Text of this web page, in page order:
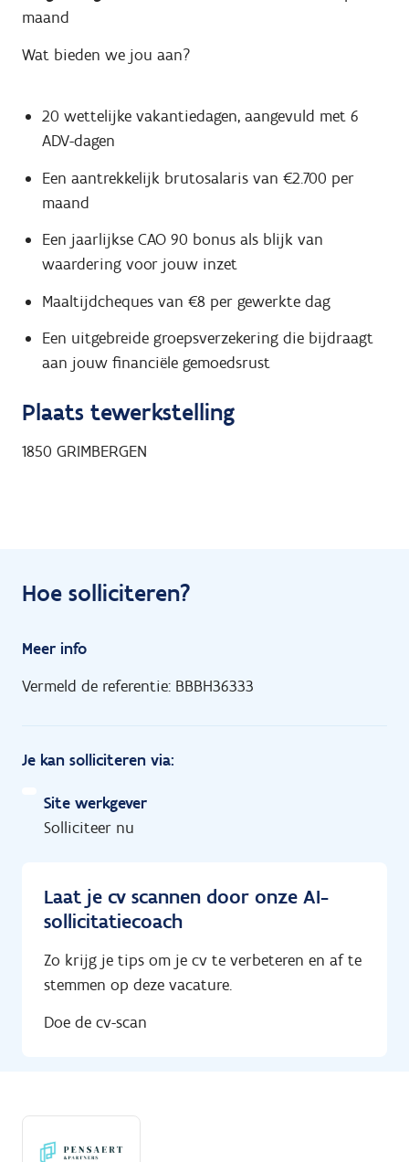
maand
Wat bieden we jou aan?
20 wettelijke vakantiedagen, aangevuld met 6
ADV-dagen
Een aantrekkelijk brutosalaris van €2.700 per
maand
Een jaarlijkse CAO 90 bonus als blijk van
waardering voor jouw inzet
Maaltijdcheques van €8 per gewerkte dag
Een uitgebreide groepsverzekering die bijdraagt
aan jouw financiële gemoedsrust
Plaats tewerkstelling
1850 GRIMBERGEN
Hoe solliciteren?
Meer info
Vermeld de referentie: BBBH36333
Je kan solliciteren via:
Site werkgever
Solliciteer nu
Laat je cv scannen door onze AI-
sollicitatiecoach
Zo krijg je tips om je cv te verbeteren en af te
stemmen op deze vacature.
Doe de cv-scan